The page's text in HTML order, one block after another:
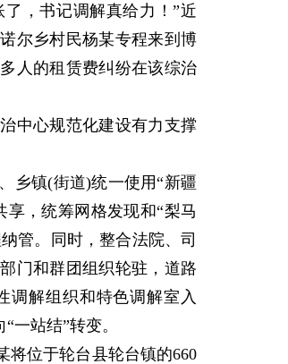
，书记调解真给力！”近
尔乡村民杨某专程来到博
人的租赁费纠纷在该综治
中心规范化建设有力支撑
镇(街道)统一使用“新疆
，统筹网格发现和“梨马
管。同时，整合法院、司
门和群团组织轮驻，道路
调解组织和特色调解室入
一站结”转变。
位于轮台县轮台镇的660